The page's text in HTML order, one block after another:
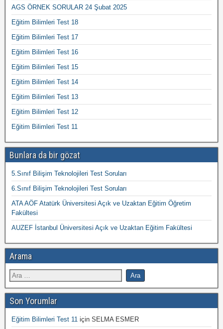
AGS ÖRNEK SORULAR 24 Şubat 2025
Eğitim Bilimleri Test 18
Eğitim Bilimleri Test 17
Eğitim Bilimleri Test 16
Eğitim Bilimleri Test 15
Eğitim Bilimleri Test 14
Eğitim Bilimleri Test 13
Eğitim Bilimleri Test 12
Eğitim Bilimleri Test 11
Bunlara da bir gözat
5.Sınıf Bilişim Teknolojileri Test Soruları
6.Sınıf Bilişim Teknolojileri Test Soruları
ATA AÖF Atatürk Üniversitesi Açık ve Uzaktan Eğitim Öğretim
Fakültesi
AUZEF İstanbul Üniversitesi Açık ve Uzaktan Eğitim Fakültesi
Arama
Son Yorumlar
Eğitim Bilimleri Test 11 için SELMA ESMER